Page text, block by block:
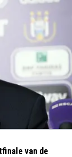
van de